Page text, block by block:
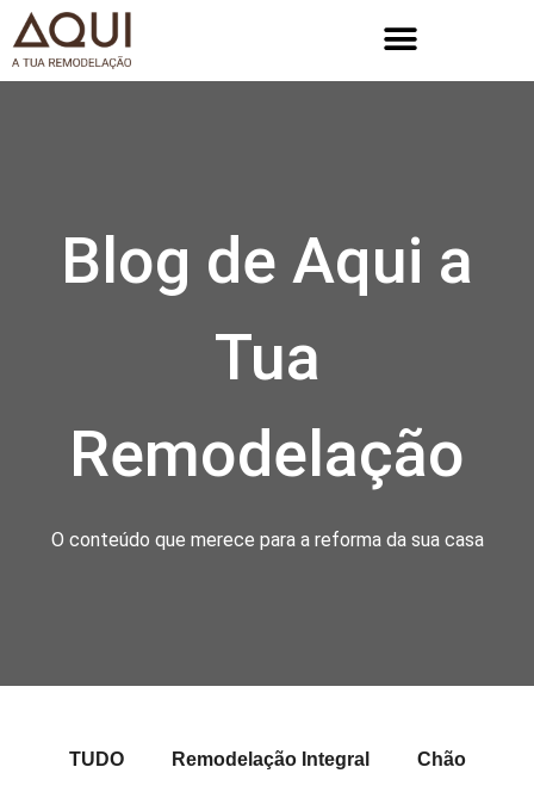
Blog de Aqui a
Tua
Remodelação
O conteúdo que merece para a reforma da sua casa
TUDO Remodelação Integral Chão